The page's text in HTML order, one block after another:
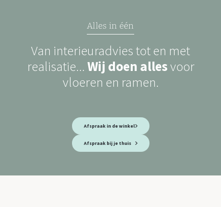
Alles in één
Van interieuradvies tot en met
realisatie... Wij doen allesvoor
vloeren en ramen.
Afspraak in de winkel
Afspraak bij je thuis